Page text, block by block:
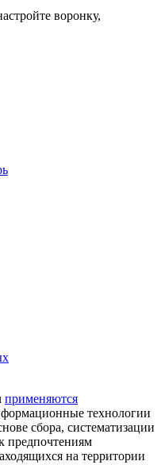
воронку,
применяются
технологии
сбора, систематизации
предпочтениям
на территории